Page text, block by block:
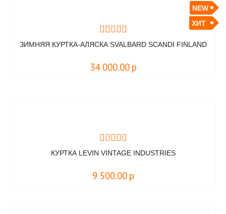
NEW
ХИТ
ЗИМНЯЯ КУРТКА-АЛЯСКА SVALBARD SCANDI FINLAND
34 000.00 р
КУРТКА LEVIN VINTAGE INDUSTRIES
9 500.00 р